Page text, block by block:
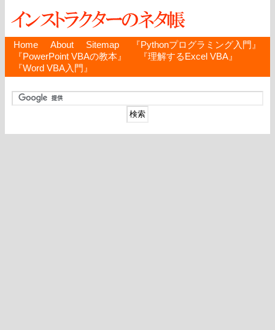
Home About Sitemap
『Pythonプログラミング入門』
『PowerPoint VBAの教本』
『理解するExcel VBA』
『Word VBA入門』